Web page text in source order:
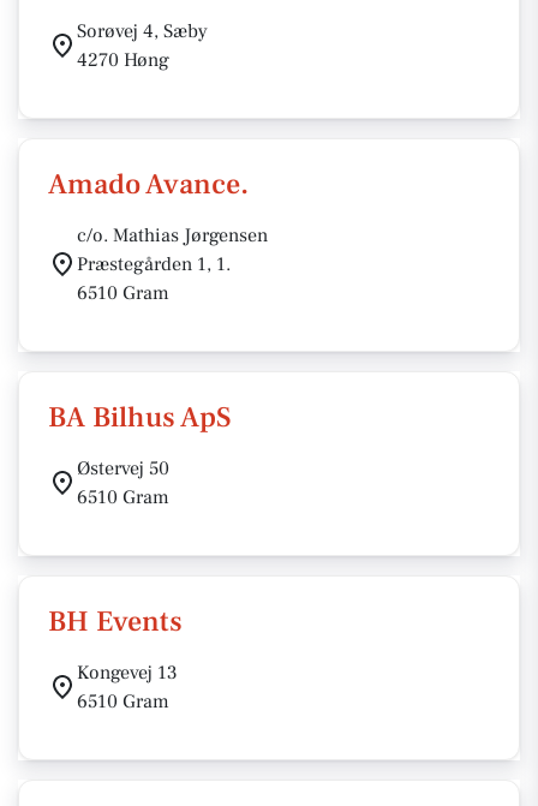
Sorøvej 4, Sæby
4270 Høng
Amado Avance.
c/o. Mathias Jørgensen
Præstegården 1, 1.
6510 Gram
BA Bilhus ApS
Østervej 50
6510 Gram
BH Events
Kongevej 13
6510 Gram